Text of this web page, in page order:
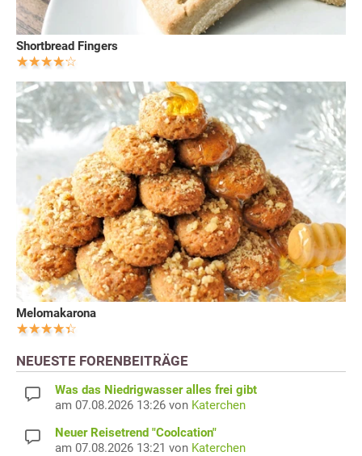
Shortbread Fingers
Melomakarona
NEUESTE FORENBEITRÄGE
Was das Niedrigwasser alles frei gibt
am 07.08.2026 13:26 von Katerchen
Neuer Reisetrend "Coolcation"
am 07.08.2026 13:21 von Katerchen